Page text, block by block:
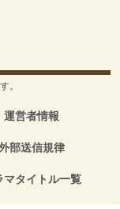
。
運営者情報
部送信規律
マタイトル一覧